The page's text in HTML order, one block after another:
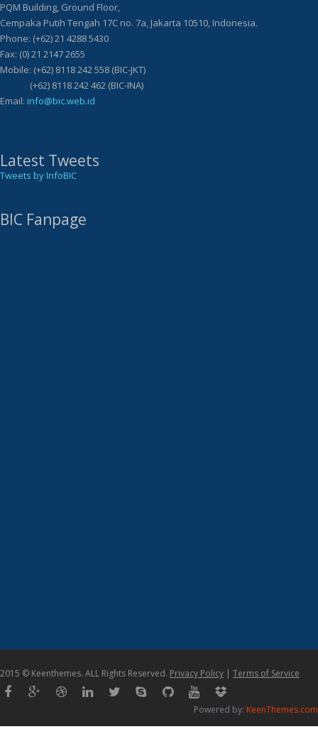
PQM Building, Ground Floor,
Cempaka Putih Tengah 17C no. 7a, Jakarta 10510, Indonesia.
Phone: (+62) 21 4288 5430
Fax: (0) 21 2147 2655
Mobile: (+62) 8118 242 558 (BIC-JKT)
(+62) 8118 242 462 (BIC-INA)
Email: info@bic.web.id
Latest Tweets
Tweets by InfoBIC
BIC Fanpage
2015 © Keenthemes. ALL Rights Reserved. Privacy Policy | Terms of Service
Powered by: KeenThemes.com